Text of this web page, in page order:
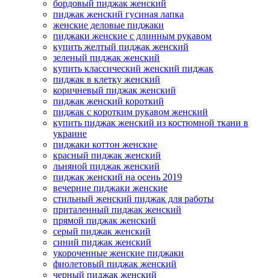
бордовый пиджак женский
пиджак женский гусиная лапка
женские деловые пиджаки
пиджаки женские с длинным рукавом
купить желтый пиджак женский
зеленый пиджак женский
купить классический женский пиджак
пиджак в клетку женский
коричневый пиджак женский
пиджак женский короткий
пиджак с коротким рукавом женский
купить пиджак женский из костюмной ткани в
украине
пиджаки коттон женские
красный пиджак женский
льняной пиджак женский
пиджак женский на осень 2019
вечерние пиджаки женские
стильный женский пиджак для работы
приталенный пиджак женский
прямой пиджак женский
серый пиджак женский
синий пиджак женский
укороченные женские пиджаки
фиолетовый пиджак женский
черный пиджак женский